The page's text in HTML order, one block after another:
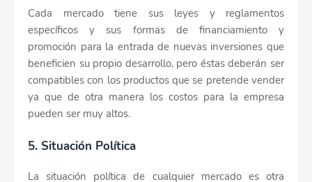
Cada mercado tiene sus leyes y reglamentos
específicos y sus formas de financiamiento y
promoción para la entrada de nuevas inversiones que
beneficien su propio desarrollo, pero éstas deberán ser
compatibles con los productos que se pretende vender
ya que de otra manera los costos para la empresa
pueden ser muy altos.
5. Situación Política
La situación política de cualquier mercado es otra